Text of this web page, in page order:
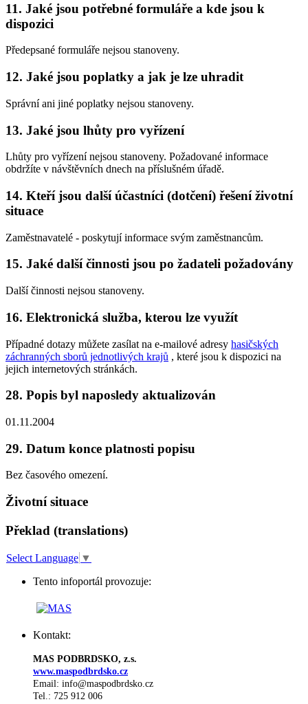
11. Jaké jsou potřebné formuláře a kde jsou k
dispozici
Předepsané formuláře nejsou stanoveny.
12. Jaké jsou poplatky a jak je lze uhradit
Správní ani jiné poplatky nejsou stanoveny.
13. Jaké jsou lhůty pro vyřízení
Lhůty pro vyřízení nejsou stanoveny. Požadované informace
obdržíte v návštěvních dnech na příslušném úřadě.
14. Kteří jsou další účastníci (dotčení) řešení životní
situace
Zaměstnavatelé - poskytují informace svým zaměstnancům.
15. Jaké další činnosti jsou po žadateli požadovány
Další činnosti nejsou stanoveny.
16. Elektronická služba, kterou lze využít
Případné dotazy můžete zasílat na e-mailové adresy hasičských
záchranných sborů jednotlivých krajů , které jsou k dispozici na
jejich internetových stránkách.
28. Popis byl naposledy aktualizován
01.11.2004
29. Datum konce platnosti popisu
Bez časového omezení.
Životní situace
Překlad (translations)
Select Language ▼
Tento infoportál provozuje:
Kontakt:
MAS PODBRDSKO, z.s.
www.maspodbrdsko.cz
Email: info@maspodbrdsko.cz
Tel.: 725 912 006